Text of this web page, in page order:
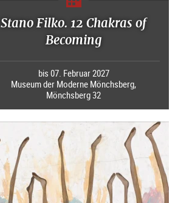
Stano Filko. 12 Chakras of
Becoming
bis 07. Februar 2027
Museum der Moderne Mönchsberg,
Mönchsberg 32